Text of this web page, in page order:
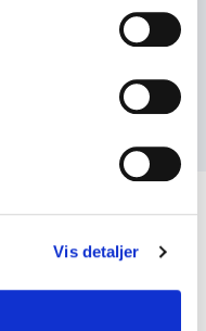
Vis detaljer